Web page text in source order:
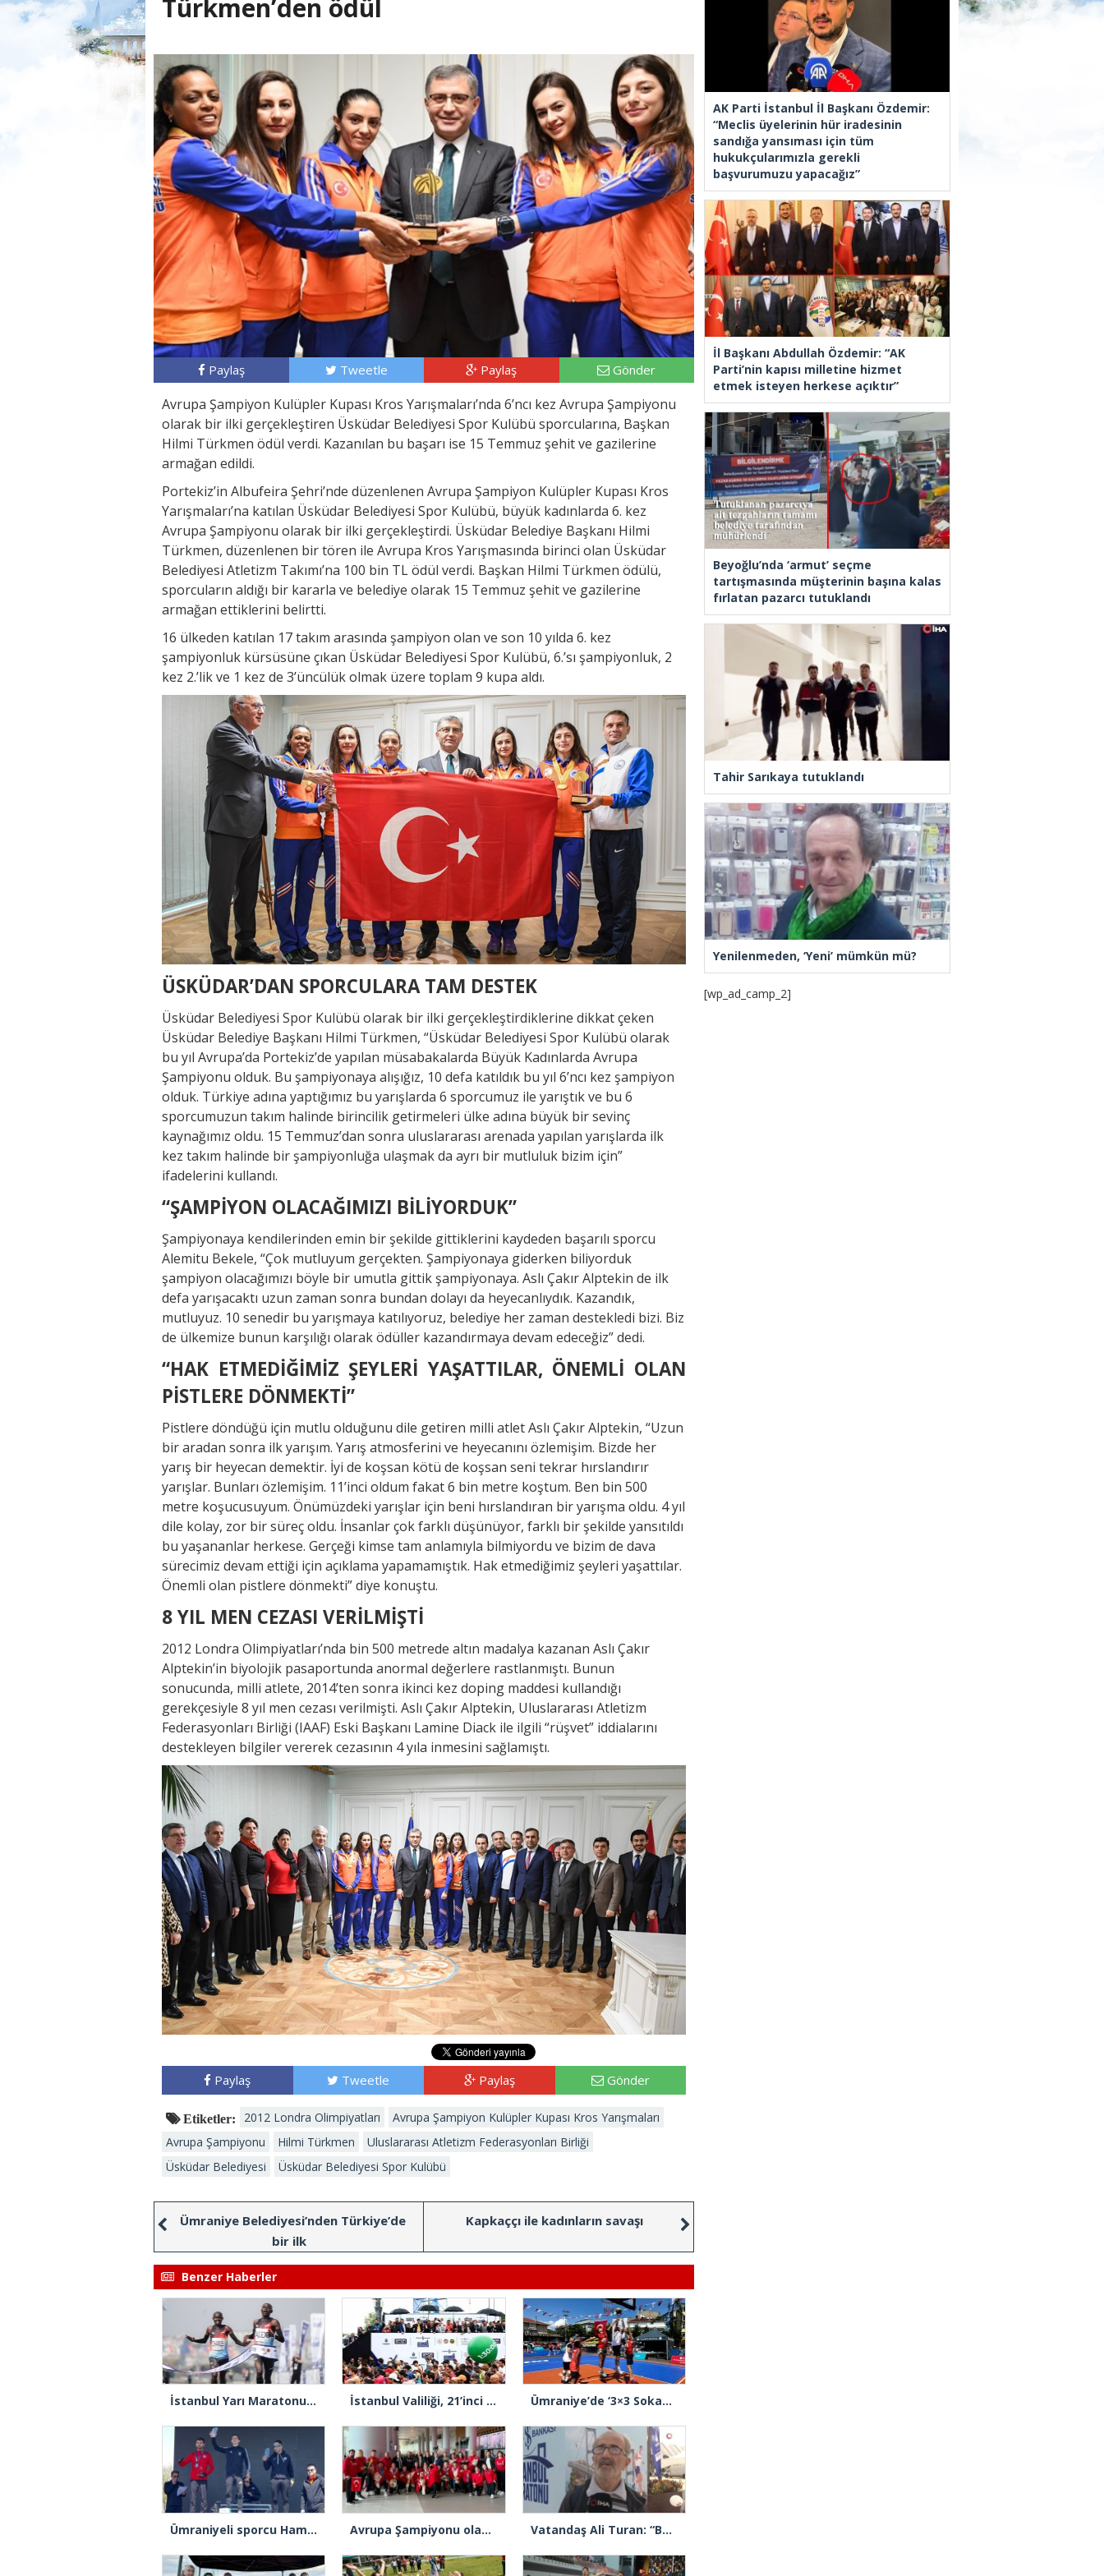
Türkmen’den ödül
Paylaş Tweetle Paylaş Gönder
Avrupa Şampiyon Kulüpler Kupası Kros Yarışmaları’nda 6’ncı kez Avrupa Şampiyonu
olarak bir ilki gerçekleştiren Üsküdar Belediyesi Spor Kulübü sporcularına, Başkan
Hilmi Türkmen ödül verdi. Kazanılan bu başarı ise 15 Temmuz şehit ve gazilerine
armağan edildi.
Portekiz’in Albufeira Şehri’nde düzenlenen Avrupa Şampiyon Kulüpler Kupası Kros
Yarışmaları’na katılan Üsküdar Belediyesi Spor Kulübü, büyük kadınlarda 6. kez
Avrupa Şampiyonu olarak bir ilki gerçekleştirdi. Üsküdar Belediye Başkanı Hilmi
Türkmen, düzenlenen bir tören ile Avrupa Kros Yarışmasında birinci olan Üsküdar
Belediyesi Atletizm Takımı’na 100 bin TL ödül verdi. Başkan Hilmi Türkmen ödülü,
sporcuların aldığı bir kararla ve belediye olarak 15 Temmuz şehit ve gazilerine
armağan ettiklerini belirtti.
16 ülkeden katılan 17 takım arasında şampiyon olan ve son 10 yılda 6. kez
şampiyonluk kürsüsüne çıkan Üsküdar Belediyesi Spor Kulübü, 6.’sı şampiyonluk, 2
kez 2.’lik ve 1 kez de 3’üncülük olmak üzere toplam 9 kupa aldı.
ÜSKÜDAR’DAN SPORCULARA TAM DESTEK
Üsküdar Belediyesi Spor Kulübü olarak bir ilki gerçekleştirdiklerine dikkat çeken
Üsküdar Belediye Başkanı Hilmi Türkmen, “Üsküdar Belediyesi Spor Kulübü olarak
bu yıl Avrupa’da Portekiz’de yapılan müsabakalarda Büyük Kadınlarda Avrupa
Şampiyonu olduk. Bu şampiyonaya alışığız, 10 defa katıldık bu yıl 6’ncı kez şampiyon
olduk. Türkiye adına yaptığımız bu yarışlarda 6 sporcumuz ile yarıştık ve bu 6
sporcumuzun takım halinde birincilik getirmeleri ülke adına büyük bir sevinç
kaynağımız oldu. 15 Temmuz’dan sonra uluslararası arenada yapılan yarışlarda ilk
kez takım halinde bir şampiyonluğa ulaşmak da ayrı bir mutluluk bizim için”
ifadelerini kullandı.
“ŞAMPİYON OLACAĞIMIZI BİLİYORDUK”
Şampiyonaya kendilerinden emin bir şekilde gittiklerini kaydeden başarılı sporcu
Alemitu Bekele, “Çok mutluyum gerçekten. Şampiyonaya giderken biliyorduk
şampiyon olacağımızı böyle bir umutla gittik şampiyonaya. Aslı Çakır Alptekin de ilk
defa yarışacaktı uzun zaman sonra bundan dolayı da heyecanlıydık. Kazandık,
mutluyuz. 10 senedir bu yarışmaya katılıyoruz, belediye her zaman destekledi bizi. Biz
de ülkemize bunun karşılığı olarak ödüller kazandırmaya devam edeceğiz” dedi.
“HAK ETMEDİĞİMİZ ŞEYLERİ YAŞATTILAR, ÖNEMLİ OLAN
PİSTLERE DÖNMEKTİ”
Pistlere döndüğü için mutlu olduğunu dile getiren milli atlet Aslı Çakır Alptekin, “Uzun
bir aradan sonra ilk yarışım. Yarış atmosferini ve heyecanını özlemişim. Bizde her
yarış bir heyecan demektir. İyi de koşsan kötü de koşsan seni tekrar hırslandırır
yarışlar. Bunları özlemişim. 11’inci oldum fakat 6 bin metre koştum. Ben bin 500
metre koşucusuyum. Önümüzdeki yarışlar için beni hırslandıran bir yarışma oldu. 4 yıl
dile kolay, zor bir süreç oldu. İnsanlar çok farklı düşünüyor, farklı bir şekilde yansıtıldı
bu yaşananlar herkese. Gerçeği kimse tam anlamıyla bilmiyordu ve bizim de dava
sürecimiz devam ettiği için açıklama yapamamıştık. Hak etmediğimiz şeyleri yaşattılar.
Önemli olan pistlere dönmekti” diye konuştu.
8 YIL MEN CEZASI VERİLMİŞTİ
2012 Londra Olimpiyatları’nda bin 500 metrede altın madalya kazanan Aslı Çakır
Alptekin’in biyolojik pasaportunda anormal değerlere rastlanmıştı. Bunun
sonucunda, milli atlete, 2014’ten sonra ikinci kez doping maddesi kullandığı
gerekçesiyle 8 yıl men cezası verilmişti. Aslı Çakır Alptekin, Uluslararası Atletizm
Federasyonları Birliği (IAAF) Eski Başkanı Lamine Diack ile ilgili “rüşvet” iddialarını
destekleyen bilgiler vererek cezasının 4 yıla inmesini sağlamıştı.
Paylaş Tweetle Paylaş Gönder
Etiketler: 2012 Londra Olimpiyatları
Avrupa Şampiyon Kulüpler Kupası Kros Yarışmaları
Avrupa Şampiyonu
Hilmi Türkmen
Uluslararası Atletizm Federasyonları Birliği
Üsküdar Belediyesi
Üsküdar Belediyesi Spor Kulübü
Ümraniye Belediyesi’nden Türkiye’de
bir ilk
Kapkaççı ile kadınların savaşı
Benzer Haberler
İstanbul Yarı Maratonu’nu Kenyalı Alex Matata kazandı İstanbul Valiliği, 21’inci İstanbul Yarı Maratonu nedeniyle trafiğe kapanacak yolları açıkladı Ümraniye’de ‘3×3 Sokak Basketbolu’ heyecanı yaşandı
Ümraniyeli sporcu Hamza Yaşın Bosphorus Çeyrek Maraton Yarışları’nda şampiyon oldu Avrupa Şampiyonu olan Para Atletizm Milli Takımımız yurda döndü Vatandaş Ali Turan: “Bu yıl İstanbul Maratonu’nda 30. kez koşacağım”
AK Parti İstanbul İl Başkanı Özdemir:
“Meclis üyelerinin hür iradesinin
sandığa yansıması için tüm
hukukçularımızla gerekli
başvurumuzu yapacağız”
İl Başkanı Abdullah Özdemir: “AK
Parti’nin kapısı milletine hizmet
etmek isteyen herkese açıktır”
Beyoğlu’nda ‘armut’ seçme
tartışmasında müşterinin başına kalas
fırlatan pazarcı tutuklandı
Tahir Sarıkaya tutuklandı
Yenilenmeden, ‘Yeni’ mümkün mü?
[wp_ad_camp_2]